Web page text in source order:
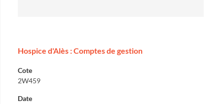
Hospice d'Alès : Comptes de gestion
Cote
2W459
Date